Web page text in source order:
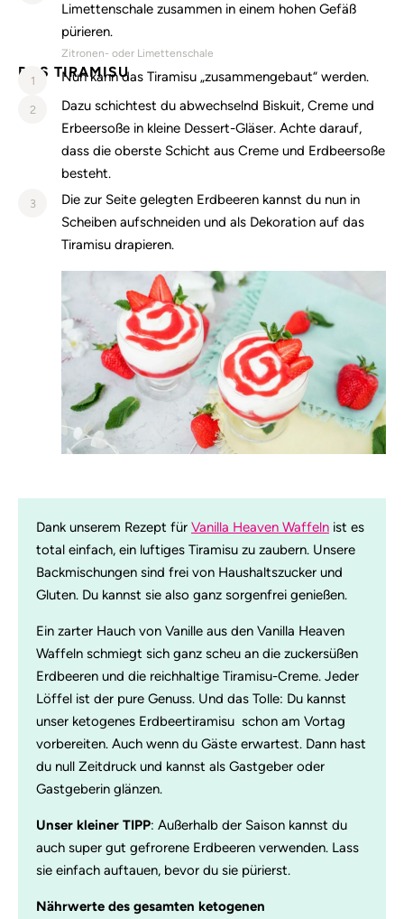
Limettenschale zusammen in einem hohen Gefäß
pürieren.
Zitronen- oder Limettenschale
DAS TIRAMISU
1 Nun kann das Tiramisu „zusammengebaut“ werden.
2
Dazu schichtest du abwechselnd Biskuit, Creme und
Erbeersoße in kleine Dessert-Gläser. Achte darauf,
dass die oberste Schicht aus Creme und Erdbeersoße
besteht.
3
Die zur Seite gelegten Erdbeeren kannst du nun in
Scheiben aufschneiden und als Dekoration auf das
Tiramisu drapieren.
Dank unserem Rezept für Vanilla Heaven Waffeln ist es
total einfach, ein luftiges Tiramisu zu zaubern. Unsere
Backmischungen sind frei von Haushaltszucker und
Gluten. Du kannst sie also ganz sorgenfrei genießen.
Ein zarter Hauch von Vanille aus den Vanilla Heaven
Waffeln schmiegt sich ganz scheu an die zuckersüßen
Erdbeeren und die reichhaltige Tiramisu-Creme. Jeder
Löffel ist der pure Genuss. Und das Tolle: Du kannst
unser ketogenes Erdbeertiramisu schon am Vortag
vorbereiten. Auch wenn du Gäste erwartest. Dann hast
du null Zeitdruck und kannst als Gastgeber oder
Gastgeberin glänzen.
Unser kleiner TIPP: Außerhalb der Saison kannst du
auch super gut gefrorene Erdbeeren verwenden. Lass
sie einfach auftauen, bevor du sie pürierst.
Nährwerte des gesamten ketogenen